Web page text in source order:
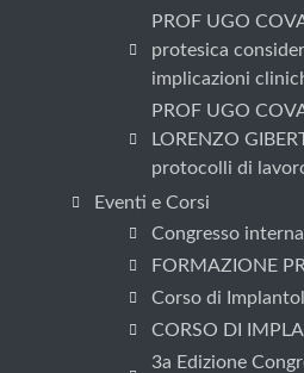
PROF UGO
protesica
implicazioni
PROF UGO
LORENZO
protocolli di
Eventi e Corsi
Congresso
FORMAZIONE
Corso di
CORSO DI
3a Edizione